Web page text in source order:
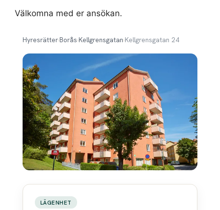
Välkomna med er ansökan.
Hyresrätter›Borås›Kellgrensgatan›Kellgrensgatan 24
LÄGENHET